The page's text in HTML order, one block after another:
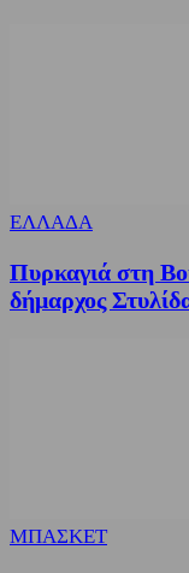
ΕΛΛΑΔΑ
Πυρκαγιά στη
δήμαρχος
ΜΠΑΣΚΕΤ